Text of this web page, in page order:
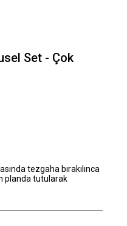
Set - Çok
tezgaha bırakılınca
planda tutularak